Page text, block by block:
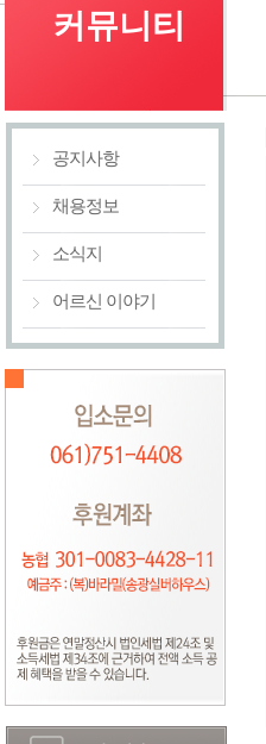
커뮤니티
공지사항
채용정보
소식지
어르신 이야기